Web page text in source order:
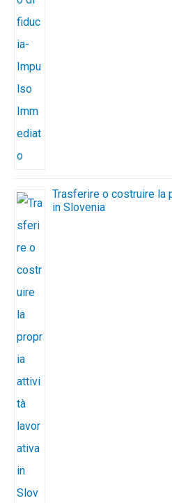
Trasferire o costruire la
in Slovenia